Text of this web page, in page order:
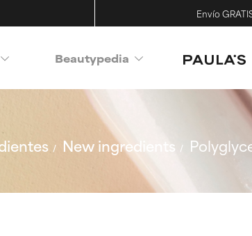
Envío
Beautypedia
New ingredients